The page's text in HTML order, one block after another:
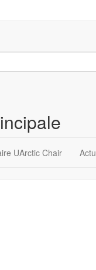
UArctic Chair